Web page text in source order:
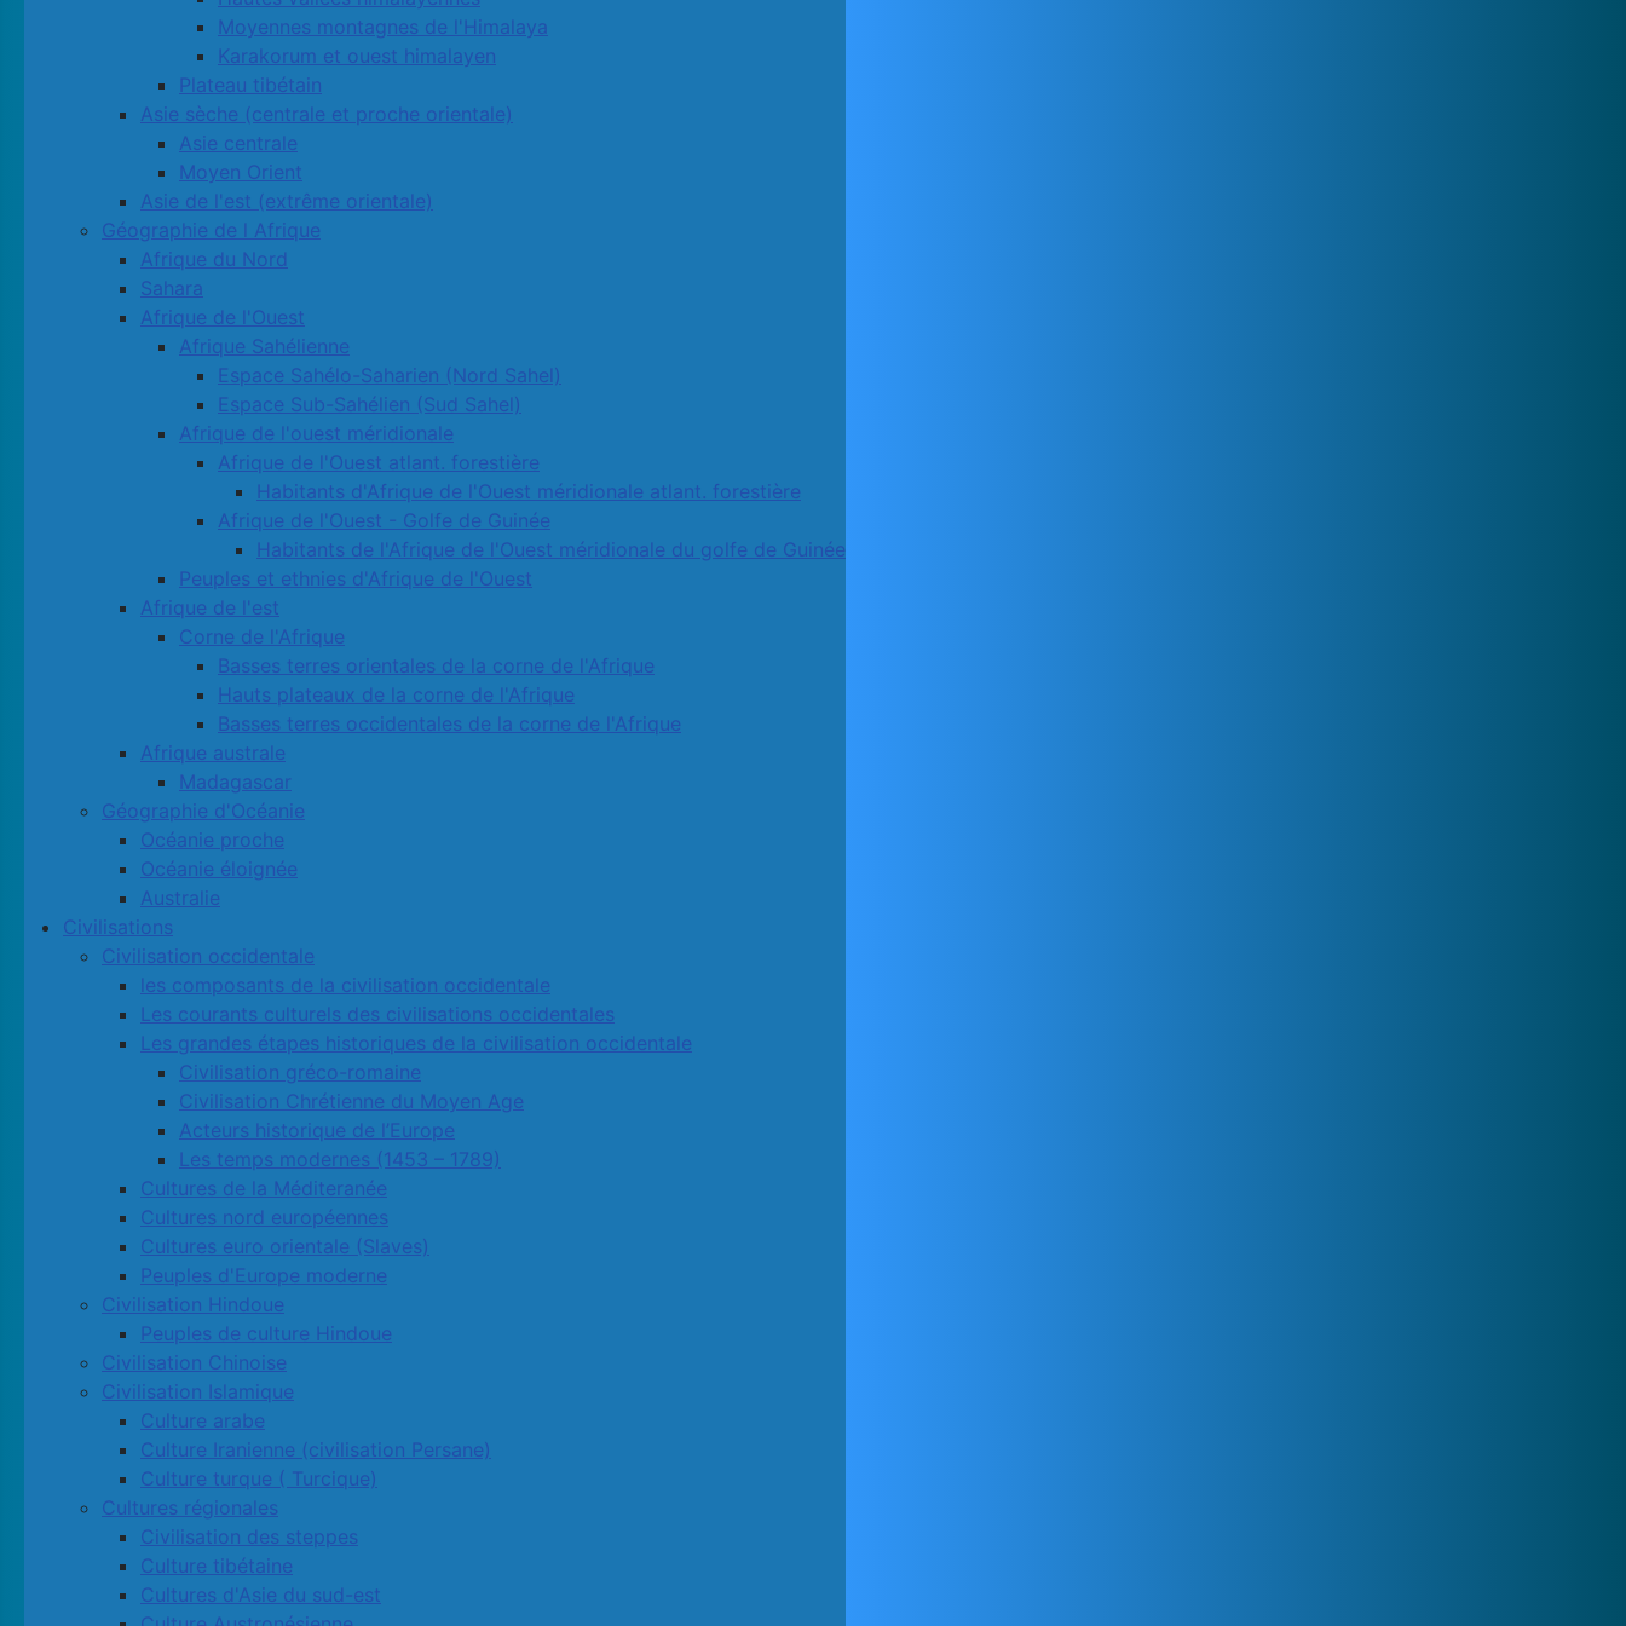
Moyennes montagnes de l'Himalaya
Karakorum et ouest himalayen
Plateau tibétain
Asie sèche (centrale et proche orientale)
Asie centrale
Moyen Orient
Asie de l'est (extrême orientale)
Géographie de l Afrique
Afrique du Nord
Sahara
Afrique de l'Ouest
Afrique Sahélienne
Espace Sahélo-Saharien (Nord Sahel)
Espace Sub-Sahélien (Sud Sahel)
Afrique de l'ouest méridionale
Afrique de l'Ouest atlant. forestière
Habitants d'Afrique de l'Ouest méridionale atlant. forestière
Afrique de l'Ouest - Golfe de Guinée
Habitants de l'Afrique de l'Ouest méridionale du golfe de Guinée
Peuples et ethnies d'Afrique de l'Ouest
Afrique de l'est
Corne de l'Afrique
Basses terres orientales de la corne de l'Afrique
Hauts plateaux de la corne de l'Afrique
Basses terres occidentales de la corne de l'Afrique
Afrique australe
Madagascar
Géographie d'Océanie
Océanie proche
Océanie éloignée
Australie
Civilisations
Civilisation occidentale
les composants de la civilisation occidentale
Les courants culturels des civilisations occidentales
Les grandes étapes historiques de la civilisation occidentale
Civilisation gréco-romaine
Civilisation Chrétienne du Moyen Age
Acteurs historique de l’Europe
Les temps modernes (1453 – 1789)
Cultures de la Méditeranée
Cultures nord européennes
Cultures euro orientale (Slaves)
Peuples d'Europe moderne
Civilisation Hindoue
Peuples de culture Hindoue
Civilisation Chinoise
Civilisation Islamique
Culture arabe
Culture Iranienne (civilisation Persane)
Culture turque ( Turcique)
Cultures régionales
Civilisation des steppes
Culture tibétaine
Cultures d'Asie du sud-est